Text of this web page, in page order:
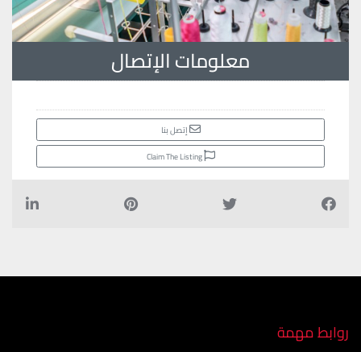
معلومات الإتصال
إتصل بنا
Claim The Listing
روابط مهمة